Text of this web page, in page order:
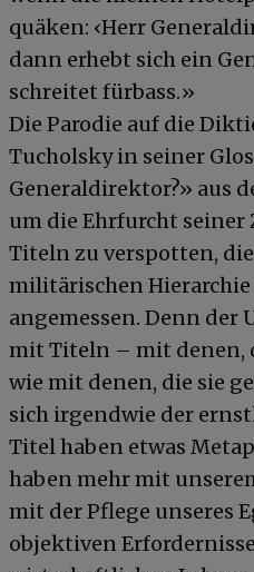
quäken: ‹Herr
dann erhebt sich ein
schreitet fürbass.»
Die Parodie auf die
Tucholsky in seiner
Generaldirektor?» aus
um die Ehrfurcht seiner
Titeln zu verspotten,
militärischen
angemessen. Denn der
mit Titeln – mit denen,
wie mit denen, die sie
sich irgendwie der
Titel haben etwas
haben mehr mit
mit der Pflege unseres
objektiven